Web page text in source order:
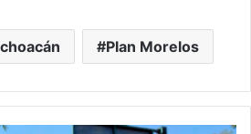
Plan Morelos